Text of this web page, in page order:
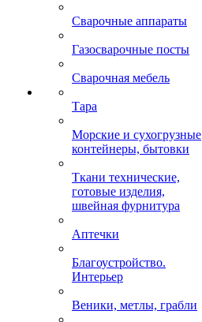
Сварочные аппараты
Газосварочные посты
Сварочная мебель
Тара
Морские и сухогрузные
контейнеры, бытовки
Ткани технические,
готовые изделия,
швейная фурнитура
Аптечки
Благоустройство.
Интерьер
Веники, метлы, грабли